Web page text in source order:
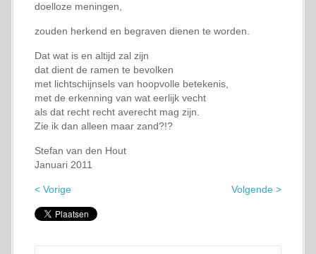
doelloze meningen,
zouden herkend en begraven dienen te worden.
Dat wat is en altijd zal zijn
dat dient de ramen te bevolken
met lichtschijnsels van hoopvolle betekenis,
met de erkenning van wat eerlijk vecht
als dat recht recht averecht mag zijn.
Zie ik dan alleen maar zand?!?
Stefan van den Hout
Januari 2011
< Vorige Volgende >